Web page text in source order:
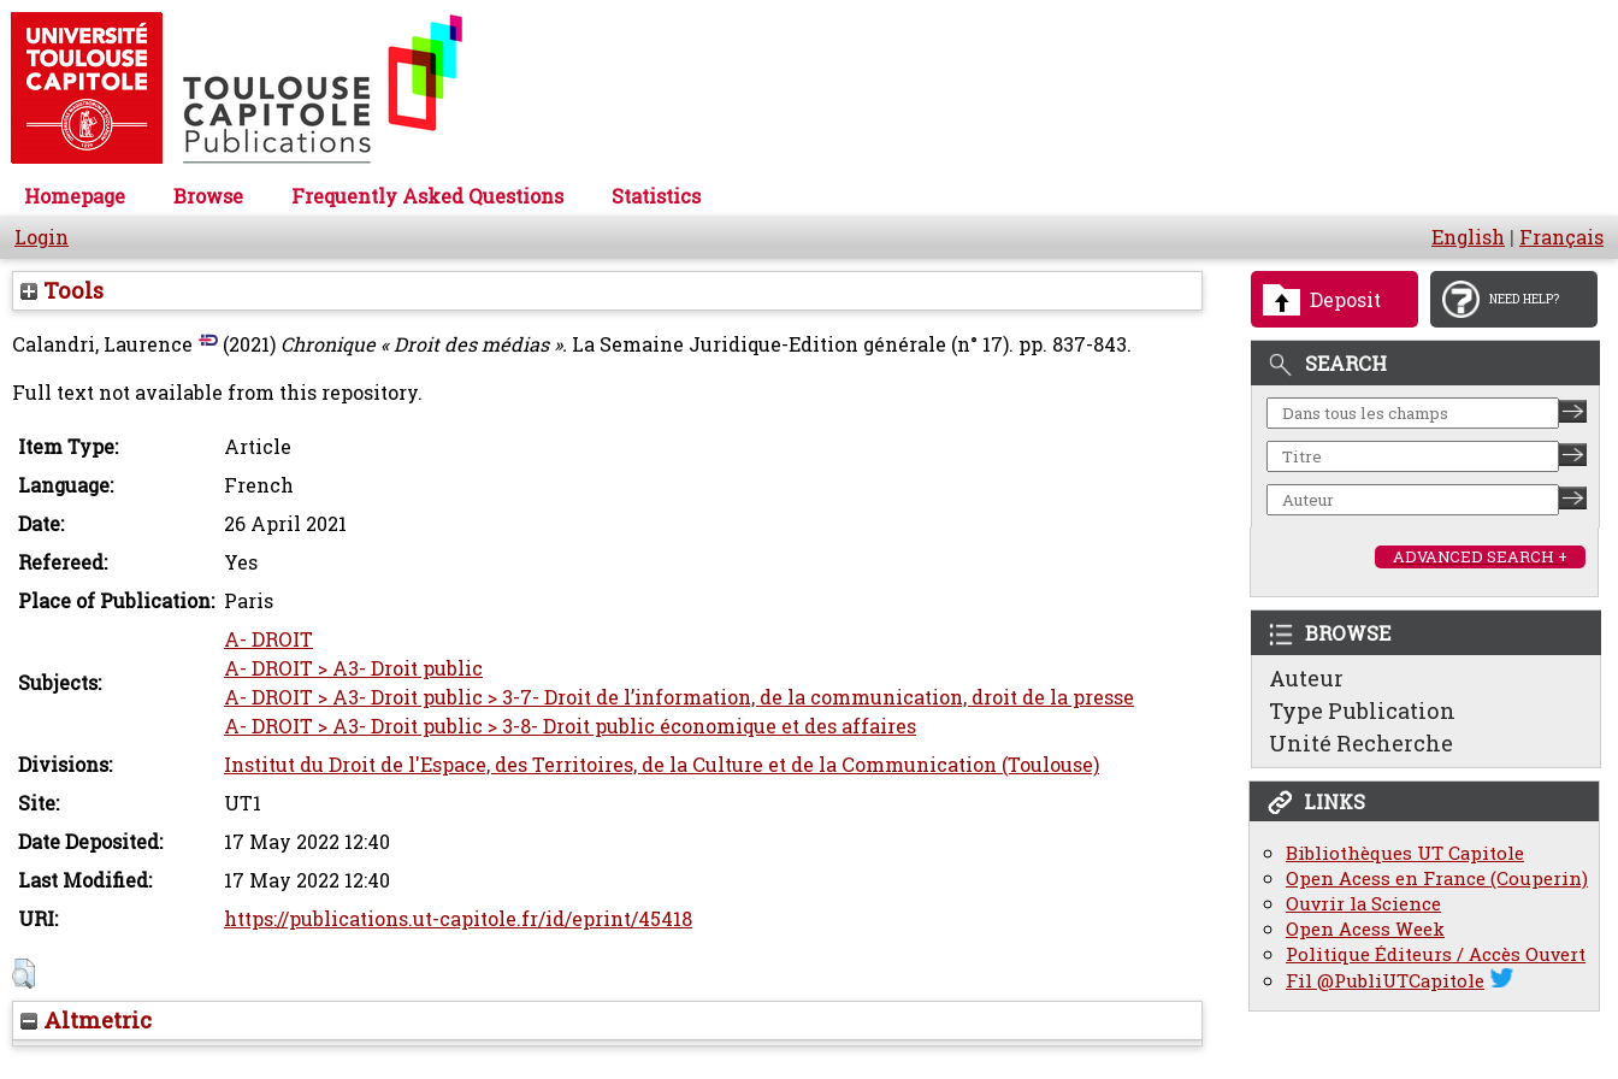
Homepage Browse Frequently Asked Questions
Statistics
Login
English | Français
Deposit NEED HELP?
SEARCH
ADVANCED SEARCH +
BROWSE
Auteur
Type Publication
Unité Recherche
LINKS
Bibliothèques UT Capitole
Open Acess en France (Couperin)
Ouvrir la Science
Open Acess Week
Politique Éditeurs / Accès Ouvert
Fil @PubliUTCapitole
Tools
Calandri, Laurence (2021) Chronique « Droit des médias ». La Semaine Juridique-Edition générale (n° 17). pp. 837-843.
Full text not available from this repository.
Item Type:
Article
Language:
French
Date:
26 April 2021
Refereed:
Yes
Place of Publication: Paris
Subjects:
A- DROIT
A- DROIT > A3- Droit public
A- DROIT > A3- Droit public > 3-7- Droit de l’information, de la communication, droit de la presse
A- DROIT > A3- Droit public > 3-8- Droit public économique et des affaires
Divisions:
Institut du Droit de l'Espace, des Territoires, de la Culture et de la Communication (Toulouse)
Site:
UT1
Date Deposited:
17 May 2022 12:40
Last Modified:
17 May 2022 12:40
URI:
https://publications.ut-capitole.fr/id/eprint/45418
Altmetric